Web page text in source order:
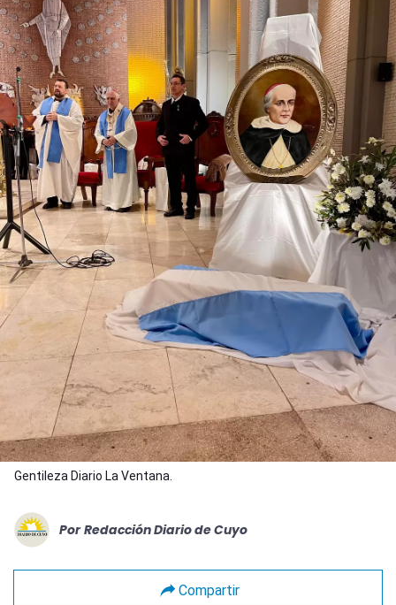
Gentileza Diario La Ventana.
Por Redacción Diario de Cuyo
Compartir